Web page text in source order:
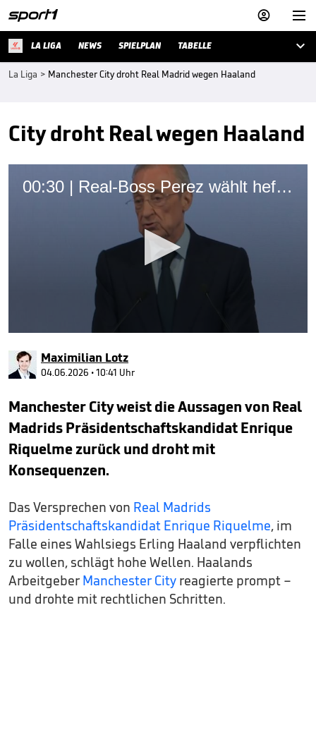


LA LIGA NEWS SPIELPLAN TABELLE 
La Liga > Manchester City droht Real Madrid wegen Haaland
City droht Real wegen Haaland
00:30 | Real-Boss Perez wählt heftige Worte
seconds
of
30
seconds
Maximilian Lotz
04.06.2026 • 10:41 Uhr
Manchester City weist die Aussagen von Real
Madrids Präsidentschaftskandidat Enrique
Riquelme zurück und droht mit
Konsequenzen.
Das Versprechen von Real Madrids
Präsidentschaftskandidat Enrique Riquelme, im
Falle eines Wahlsiegs Erling Haaland verpflichten
zu wollen, schlägt hohe Wellen. Haalands
Arbeitgeber Manchester City reagierte prompt –
und drohte mit rechtlichen Schritten.